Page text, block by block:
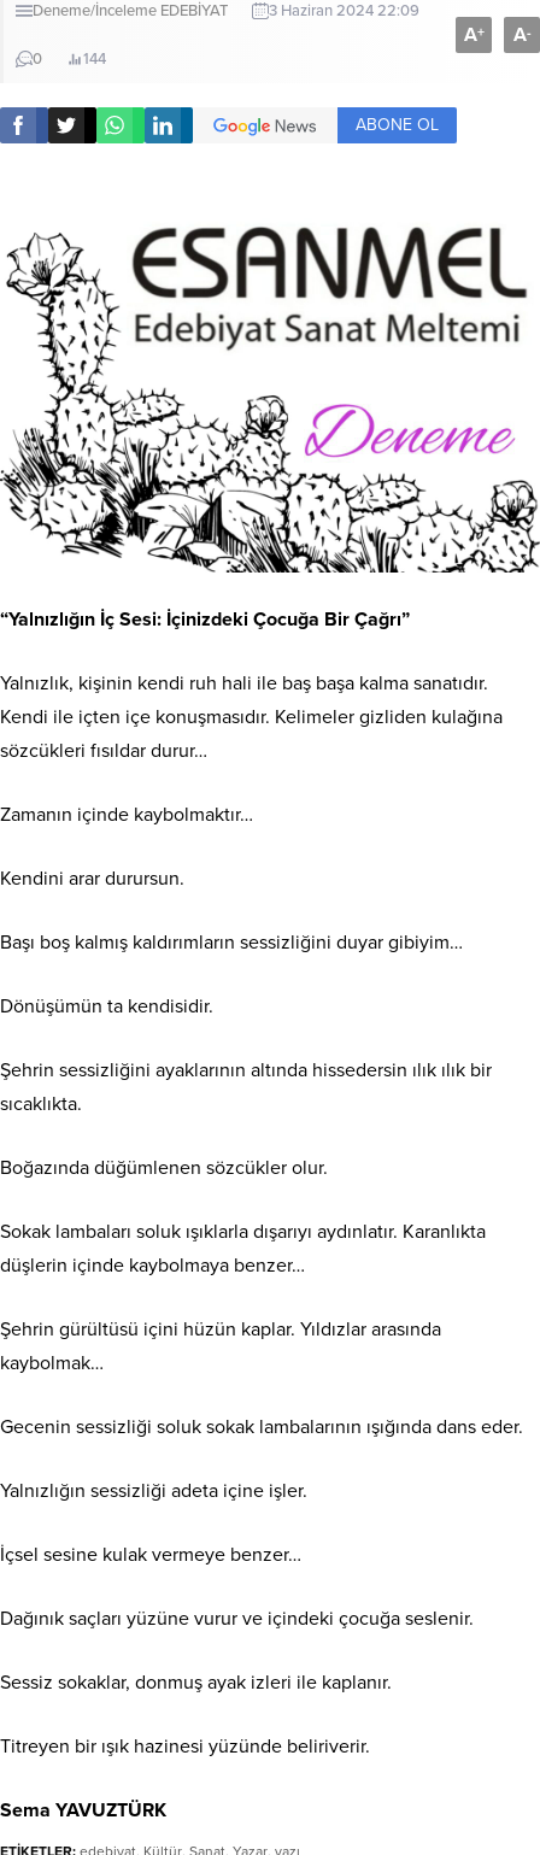
Deneme/İnceleme EDEBİYAT 3 Haziran 2024 22:09
0 144
A+ A-
ABONE OL
“Yalnızlığın İç Sesi: İçinizdeki Çocuğa Bir Çağrı”
Yalnızlık, kişinin kendi ruh hali ile baş başa kalma sanatıdır.
Kendi ile içten içe konuşmasıdır. Kelimeler gizliden kulağına
sözcükleri fısıldar durur…
Zamanın içinde kaybolmaktır…
Kendini arar durursun.
Başı boş kalmış kaldırımların sessizliğini duyar gibiyim…
Dönüşümün ta kendisidir.
Şehrin sessizliğini ayaklarının altında hissedersin ılık ılık bir
sıcaklıkta.
Boğazında düğümlenen sözcükler olur.
Sokak lambaları soluk ışıklarla dışarıyı aydınlatır. Karanlıkta
düşlerin içinde kaybolmaya benzer…
Şehrin gürültüsü içini hüzün kaplar. Yıldızlar arasında
kaybolmak…
Gecenin sessizliği soluk sokak lambalarının ışığında dans eder.
Yalnızlığın sessizliği adeta içine işler.
İçsel sesine kulak vermeye benzer…
Dağınık saçları yüzüne vurur ve içindeki çocuğa seslenir.
Sessiz sokaklar, donmuş ayak izleri ile kaplanır.
Titreyen bir ışık hazinesi yüzünde beliriverir.
Sema YAVUZTÜRK